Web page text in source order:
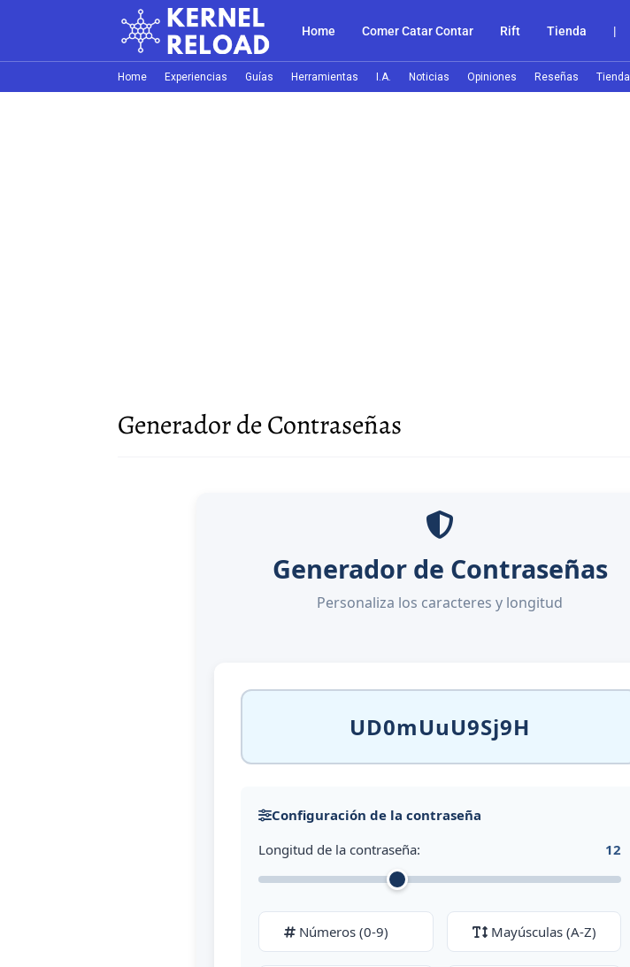
Home Comer Catar Contar Rift Tienda |
Home Experiencias Guías Herramientas I.A. Noticias Opiniones Reseñas Tienda
Generador de Contraseñas
Generador de Contraseñas
Personaliza los caracteres y longitud
UD0mUuU9Sj9H
Configuración de la contraseña
Longitud de la contraseña:
12
Números (0-9) Mayúsculas (A-Z)